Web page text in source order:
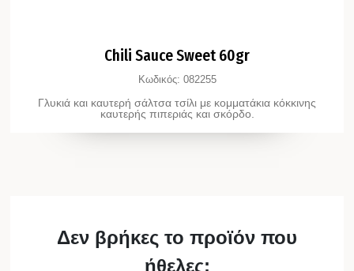
Chili Sauce Sweet 60gr
Κωδικός: 082255
Γλυκιά και καυτερή σάλτσα τσίλι με κομματάκια κόκκινης
καυτερής πιπεριάς και σκόρδο.
Δεν βρήκες το προϊόν που
ήθελες;